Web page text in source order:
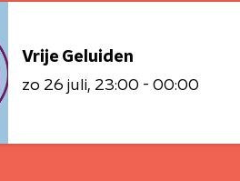
Vrije Geluiden
zo 26 juli 23:00 - 00:00